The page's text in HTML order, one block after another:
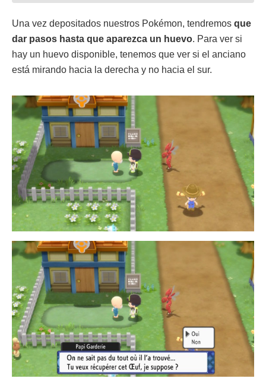
Una vez depositados nuestros Pokémon, tendremos que
dar pasos hasta que aparezca un huevo. Para ver si
hay un huevo disponible, tenemos que ver si el anciano
está mirando hacia la derecha y no hacia el sur.